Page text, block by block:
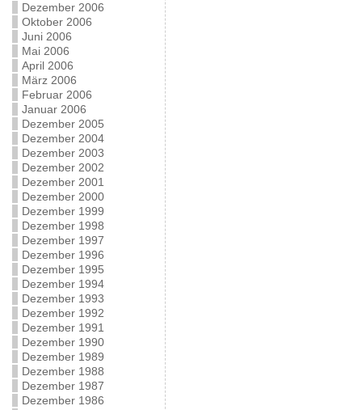
Dezember 2006
Oktober 2006
Juni 2006
Mai 2006
April 2006
März 2006
Februar 2006
Januar 2006
Dezember 2005
Dezember 2004
Dezember 2003
Dezember 2002
Dezember 2001
Dezember 2000
Dezember 1999
Dezember 1998
Dezember 1997
Dezember 1996
Dezember 1995
Dezember 1994
Dezember 1993
Dezember 1992
Dezember 1991
Dezember 1990
Dezember 1989
Dezember 1988
Dezember 1987
Dezember 1986